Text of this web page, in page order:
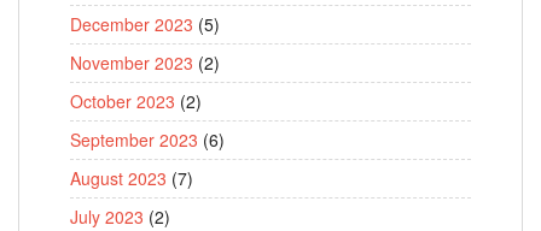
December 2023 (5)
November 2023 (2)
October 2023 (2)
September 2023 (6)
August 2023 (7)
July 2023 (2)